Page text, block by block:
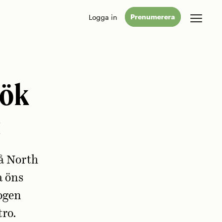
Logga in Prenumerera
North
öns